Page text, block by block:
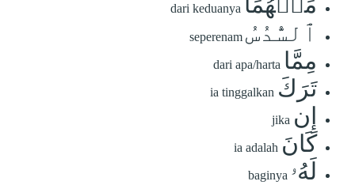
dari keduanya
ٱلسُّدُسُ seperenam
مِمَّا dari apa/harta
تَرَكَ ia tinggalkan
إِن jika
كَانَ ia adalah
لَهُۥ baginya